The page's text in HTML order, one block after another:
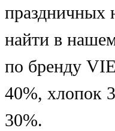
праздничных
найти в
по бренду
40%, хлопок
30%.